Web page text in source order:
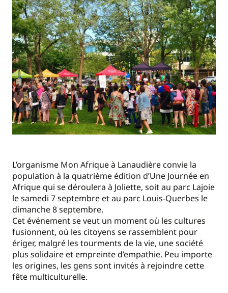
L’organisme Mon Afrique à Lanaudière convie la
population à la quatrième édition d’Une Journée en
Afrique qui se déroulera à Joliette, soit au parc Lajoie
le samedi 7 septembre et au parc Louis-Querbes le
dimanche 8 septembre.
Cet événement se veut un moment où les cultures
fusionnent, où les citoyens se rassemblent pour
ériger, malgré les tourments de la vie, une société
plus solidaire et empreinte d’empathie. Peu importe
les origines, les gens sont invités à rejoindre cette
fête multiculturelle.